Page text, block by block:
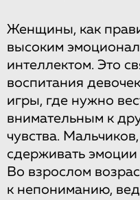
Женщины, как
высоким
интеллектом. Это
воспитания
игры, где нужно
внимательным к
чувства.
сдерживать
Во взрослом
к непониманию,